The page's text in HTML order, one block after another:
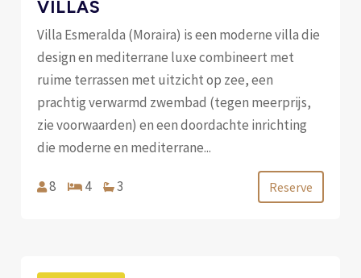
VILLAS
Villa Esmeralda (Moraira) is een moderne villa die
design en mediterrane luxe combineert met
ruime terrassen met uitzicht op zee, een
prachtig verwarmd zwembad (tegen meerprijs,
zie voorwaarden) en een doordachte inrichting
die moderne en mediterrane...
8 4 3 Reserve